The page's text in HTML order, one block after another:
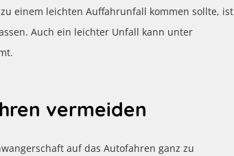
einem leichten Auffahrunfall kommen sollte, ist
Auch ein leichter Unfall kann unter
vermeiden
auf das Autofahren ganz zu